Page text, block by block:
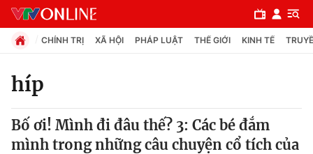
Chuyên mục
Chính trị
CHÍNH TRỊ XÃ HỘI PHÁP LUẬT THẾ GIỚI KINH TẾ
híp
Bố ơi! Mình đi đâu thế? 3: Các bé đắm
mình trong những câu chuyện cổ tích của